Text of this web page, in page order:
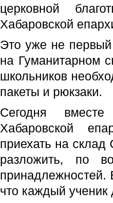
церковной
Хабаровской
Это уже не первый
на Гуманитарном
школьников
пакеты и рюкзаки.
Сегодня
Хабаровской
приехать на
разложить, по
принадлежностей.
что каждый